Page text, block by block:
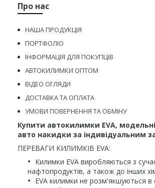
Про нас
НАША ПРОДУКЦІЯ
ПОРТФОЛІО
ІНФОРМАЦІЯ ДЛЯ ПОКУПЦІВ
АВТОКИЛИМКИ ОПТОМ
ВІДЕО ОГЛЯДИ
ДОСТАВКА ТА ОПЛАТА
УМОВИ ПОВЕРНЕННЯ ТА ОБМІНУ
Купити автокилимки EVA,
авто накидки за індивідуальним
ПЕРЕВАГИ КИЛИМКІВ EVA:
Килимки EVA виробляються з
нафтопродуктів, а також до інших
EVA килимки не розм'якшуються в